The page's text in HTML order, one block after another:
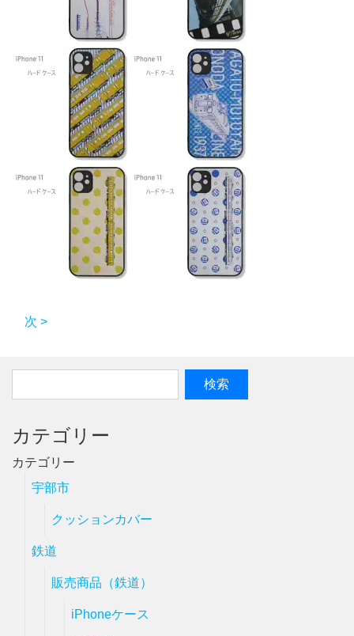
次 >
カテゴリー
カテゴリー
宇部市
クッションカバー
鉄道
販売商品（鉄道）
iPhoneケース